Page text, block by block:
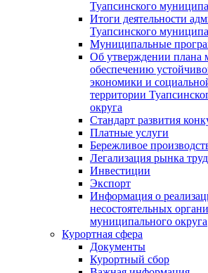
Туапсинского
Итоги деятельности
Туапсинского
Муниципальные
Об утверждении плана
обеспечению
экономики и
территории
округа
Стандарт развития
Платные услуги
Бережливое
Легализация рынка
Инвестиции
Экспорт
Информация о
несостоятельных
муниципального округа
Курортная сфера
Документы
Курортный сбор